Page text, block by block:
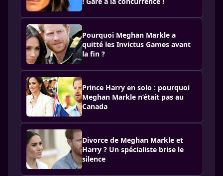
Pourquoi Meghan Markle a
quitté les Invictus Games avant
la fin ?
Prince Harry en solo : pourquoi
Meghan Markle n’était pas au
Canada
Divorce de Meghan Markle et
Harry ? Un spécialiste brise le
silence